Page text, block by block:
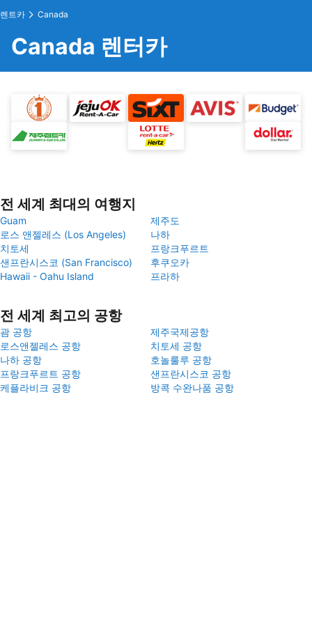
렌트카 Canada
Canada 렌터카
전 세계 최대의 여행지
Guam
제주도
로스 앤젤레스 (Los Angeles)
나하
치토세
프랑크푸르트
샌프란시스코 (San Francisco)
후쿠오카
Hawaii - Oahu Island
프라하
전 세계 최고의 공항
괌 공항
제주국제공항
로스앤젤레스 공항
치토세 공항
나하 공항
호놀룰루 공항
프랑크푸르트 공항
샌프란시스코 공항
케플라비크 공항
방콕 수완나품 공항